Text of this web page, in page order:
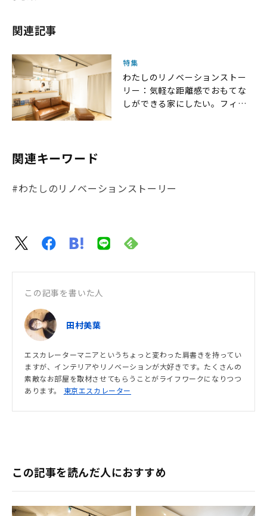
関連記事
特集
わたしのリノベーションストー
リー：気軽な距離感でおもてな
しができる家にしたい。フィナ
関連キーワード
#わたしのリノベーションストーリー
この記事を書いた人
田村美葉
エスカレーターマニアというちょっと変わった肩書きを持ってい
ますが、インテリアやリノベーションが大好きです。たくさんの
素敵なお部屋を取材させてもらうことがライフワークになりつつ
あります。 東京エスカレーター
この記事を読んだ人におすすめ